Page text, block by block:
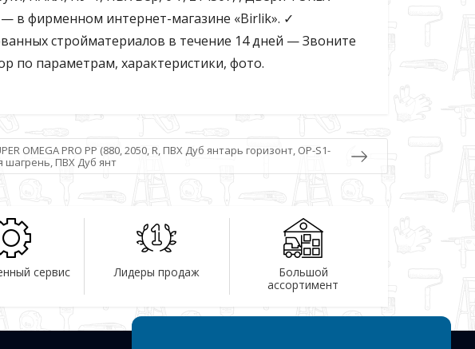
в фирменном интернет-магазине «Birlik». ✓
стройматериалов в течение 14 дней — Звоните
по параметрам, характеристики, фото.
OMEGA PRO PP (880, 2050, R, ПВХ Дуб янтарь горизонт, OP-S1-
шагрень, ПВХ Дуб янт
сервис Лидеры продаж
Большой
ассортимент